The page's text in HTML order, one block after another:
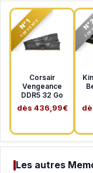
N°1
TOP VENTE
Corsair
Vengeance
DDR5 32 Go
dès 436,99€
Les autres